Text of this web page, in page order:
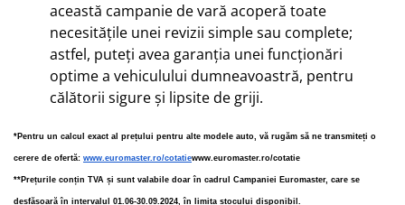
această campanie de vară acoperă toate
necesitățile unei revizii simple sau complete;
astfel, puteți avea garanția unei funcționări
optime a vehiculului dumneavoastră, pentru
călătorii sigure și lipsite de griji.
*Pentru un calcul exact al prețului pentru alte modele auto, vă rugăm să ne transmiteți o
cerere de ofertă: www.euromaster.ro/cotatiewww.euromaster.ro/cotatie
**Prețurile conțin TVA și sunt valabile doar în cadrul Campaniei Euromaster, care se
desfășoară în intervalul 01.06-30.09.2024, în limita stocului disponibil.